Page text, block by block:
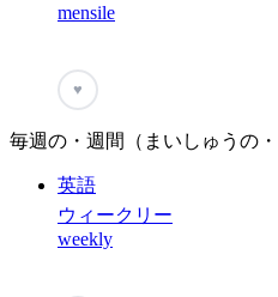
mensile
♥
毎週の・週間（まいしゅうの・
英語
ウィークリー
weekly